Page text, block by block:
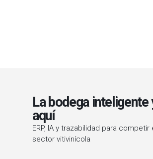
La bodega inteligente
aquí
ERP, IA y trazabilidad para competir
sector vitivinícola